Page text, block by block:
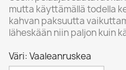
mutta käyttämällä todella
kahvan paksuutta
läheskään niin paljon kuin
Väri: Vaaleanruskea